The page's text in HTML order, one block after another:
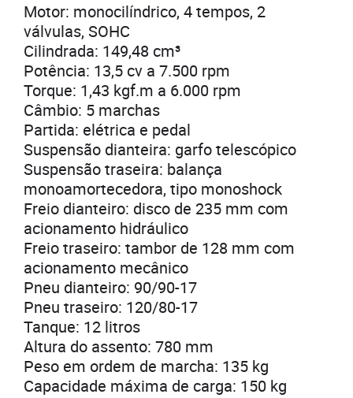
Motor: monocilíndrico, 4 tempos, 2
válvulas, SOHC
Cilindrada: 149,48 cm³
Potência: 13,5 cv a 7.500 rpm
Torque: 1,43 kgf.m a 6.000 rpm
Câmbio: 5 marchas
Partida: elétrica e pedal
Suspensão dianteira: garfo telescópico
Suspensão traseira: balança
monoamortecedora, tipo monoshock
Freio dianteiro: disco de 235 mm com
acionamento hidráulico
Freio traseiro: tambor de 128 mm com
acionamento mecânico
Pneu dianteiro: 90/90-17
Pneu traseiro: 120/80-17
Tanque: 12 litros
Altura do assento: 780 mm
Peso em ordem de marcha: 135 kg
Capacidade máxima de carga: 150 kg